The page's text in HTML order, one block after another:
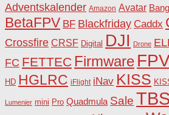
Adventskalender Amazon Avatar
BetaFPV BF Blackfriday Caddx
Crossfire CRSF Digital DJI Drone
FC FETTEC Firmware
HD HGLRC iFlight iNav KISS
Lumenier mini Pro Quadmula Sale TBS